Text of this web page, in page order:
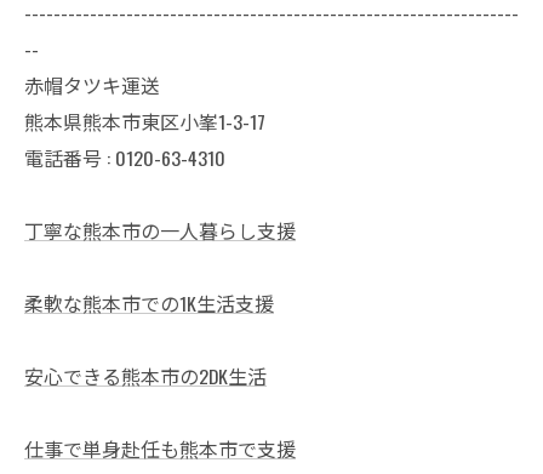
--------------------------------------------------------------------
--
赤帽タツキ運送
熊本県熊本市東区小峯1-3-17
電話番号 : 0120-63-4310
丁寧な熊本市の一人暮らし支援
柔軟な熊本市での1K生活支援
安心できる熊本市の2DK生活
仕事で単身赴任も熊本市で支援